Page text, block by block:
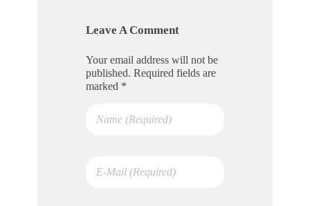
Leave A Comment
Your email address will not be
published. Required fields are
marked *